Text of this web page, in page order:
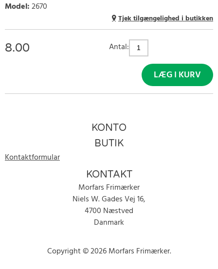
Model:2670
Tjek tilgængelighed i butikken
8.00 Antal:
LÆG I KURV
KONTO
BUTIK
Kontaktformular
KONTAKT
Morfars Frimærker
Niels W. Gades Vej 16,
4700 Næstved
Danmark
Copyright © 2026 Morfars Frimærker.